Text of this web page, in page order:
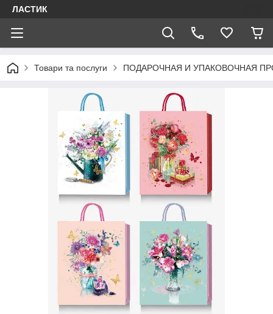
ЛАСТИК
Товари та послуги ПОДАРОЧНАЯ И УПАКОВОЧНАЯ